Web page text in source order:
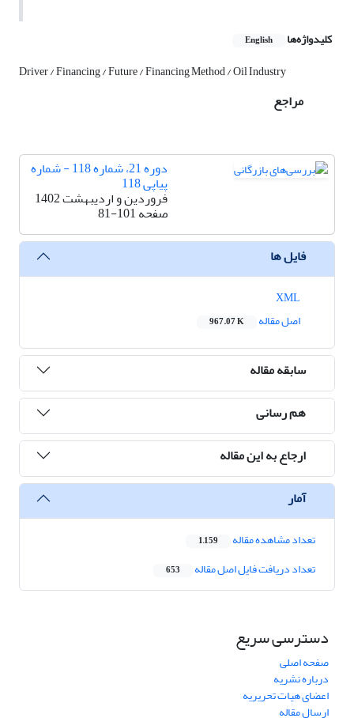
کلیدواژه‌ها English
Driver / Financing / Future / Financing Method / Oil Industry
مراجع
دوره 21، شماره 118 - شماره
پیاپی 118
فروردین و اردیبهشت 1402
صفحه81-101
فایل ها
اصل مقاله
967.07 K
سابقه مقاله
هم رسانی
ارجاع به این مقاله
آمار
تعداد مشاهده مقاله 1,159
تعداد دریافت فایل اصل مقاله 653
دسترسی سریع
صفحه اصلی
درباره نشریه
اعضای هیات تحریریه
ارسال مقاله